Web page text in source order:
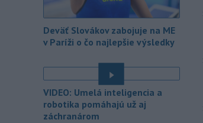
Slovenský hydrometeorologický ústav
(SHMÚ) vydal výstrahy prvého stupňa.
Platia aj v okresoch Snina a Sobrance.
záchrannými zložkami zasahuje na
termálnom kúpalisku v Diakovciach.
17:36 - V dunajských prístavoch v
Bratislave, Komárne a Štúrove v
Deväť Slovákov zabojuje na ME
v Paríži o čo najlepšie výsledky
VIDEO: Umelá inteligencia a
robotika pomáhajú už aj
záchranárom